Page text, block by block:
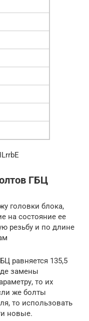
ГБЦ
головки блока,
на состояние ее
резьбу и по длине
равняется 135,5
замены
то их
же болты
то использовать
новые.